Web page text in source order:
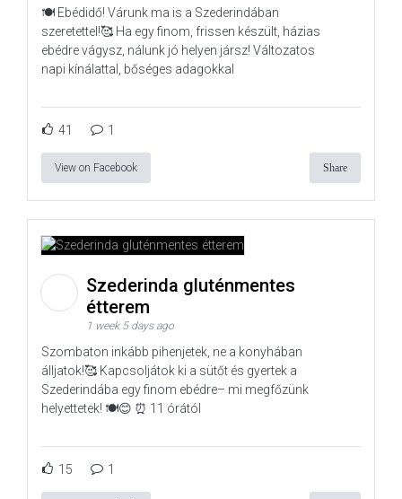
🍽️ Ebédidő! Várunk ma is a Szederindában
szeretettel!🥰 Ha egy finom, frissen készült, házias
ebédre vágysz, nálunk jó helyen jársz! Változatos
napi kínálattal, bőséges adagokkal
41 1
View on Facebook Share
Szederinda gluténmentes
étterem
1 week 5 days ago
Szombaton inkább pihenjetek, ne a konyhában
álljatok!🥰 Kapcsoljátok ki a sütőt és gyertek a
Szederindába egy finom ebédre– mi megfőzünk
helyettetek! 🍽️😊 ⏰ 11 órától
15 1